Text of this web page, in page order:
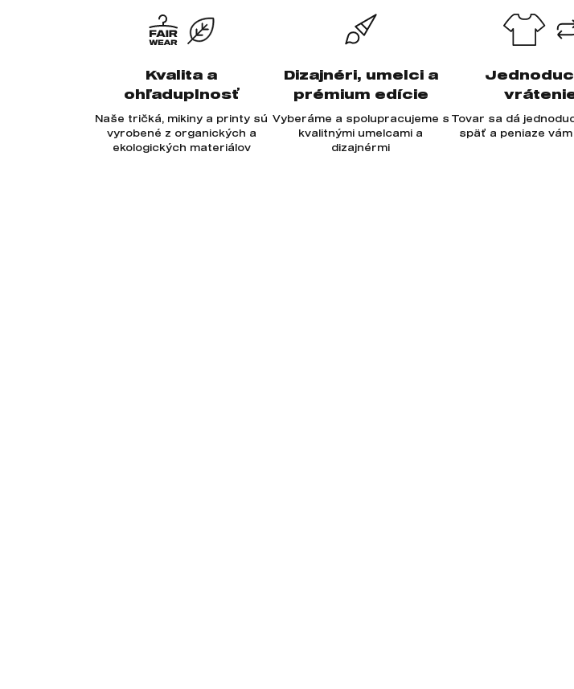
Kvalita a
ohľaduplnosť
Naše tričká, mikiny a printy sú
vyrobené z organických a
ekologických materiálov
Dizajnéri, umelci a
prémium edície
Vyberáme a spolupracujeme s
kvalitnými umelcami a
dizajnérmi
Tovar sa dá
späť a peniaze